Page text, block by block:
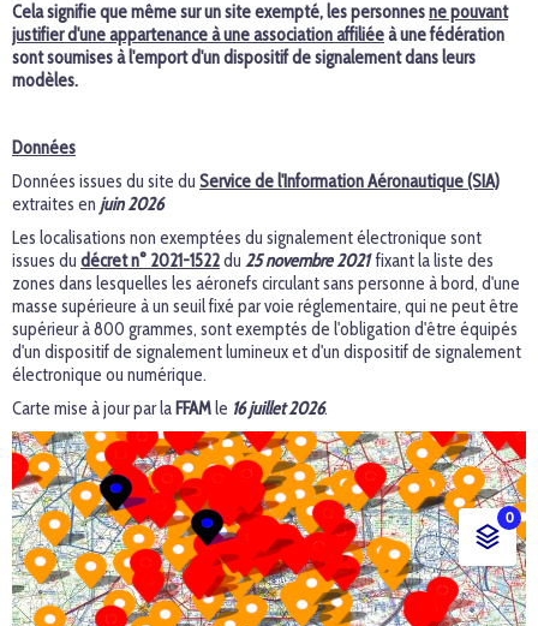
Cela signifie que même sur un site exempté, les personnesne pouvant
justifier d'une appartenance à une association affiliéeà une fédération
sont soumises à l'emport d'un dispositif de signalement dans leurs
modèles.
Données
Données issues du site du Service de l'Information Aéronautique (SIA)
extraites en juin 2026
Les localisations non exemptées du signalement électronique sont
issues du décret n° 2021-1522du 25 novembre 2021fixant la liste des
zones dans lesquelles les aéronefs circulant sans personne à bord, d'une
masse supérieure à un seuil fixé par voie réglementaire, qui ne peut être
supérieur à 800 grammes, sont exemptés de l'obligation d'être équipés
d'un dispositif de signalement lumineux et d'un dispositif de signalement
électronique ou numérique.
Carte mise à jour par la FFAMle 16 juillet 2026.